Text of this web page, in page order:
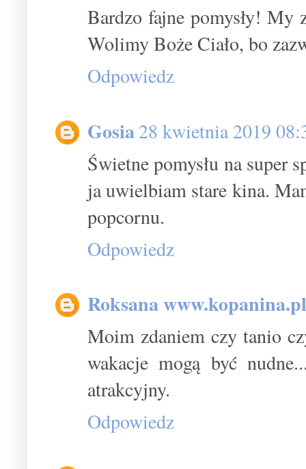
Bardzo fajne pomysły! My
Wolimy Boże Ciało, bo
Odpowiedz
Gosia28 kwietnia 2019
Świetne pomysłu na super
ja uwielbiam stare kina.
popcornu.
Odpowiedz
Roksana www.kopanina.pl
Moim zdaniem czy tanio
wakacje mogą być
atrakcyjny.
Odpowiedz